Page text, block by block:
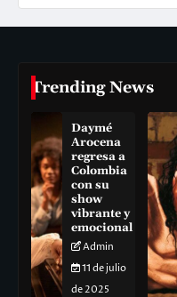
Trending News
Daymé
Arocena
regresa a
Colombia
con su
show
vibrante y
emocional
Admin
11 de julio
de 2025